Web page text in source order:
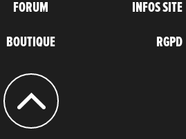
FORUM
BOUTIQUE
INFOS SITE
RGPD